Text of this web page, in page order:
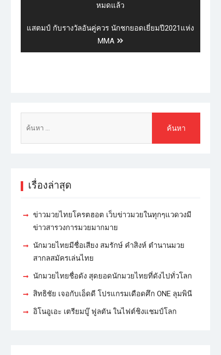
หมดแล้ว
แสตมป์ กับรางวัลอันคู่ควร นักชกยอดเยี่ยมปี2021แห่ง
MMA
เรื่องล่าสุด
ข่าวมวยไทยโครตฮอต เว็บข่าวมวยในทุกๆแวดวงมี
ข่าวสารวงการมวยมากมาย
นักมวยไทยมีชื่อเสียง สมรักษ์ คำสิงห์ ตำนานมวย
สากลสมัครเล่นไทย
นักมวยไทยชื่อดัง สุดยอดนักมวยไทยที่ดังไปทั่วโลก
สิทธิชัย เจอกับเอ็ดดี โปรแกรมเดือดศึก ONE ลุมพินี
อิโนอูเอะ เตรียมบู๊ ฟูลตัน ในไฟต์ชิงแชมป์โลก